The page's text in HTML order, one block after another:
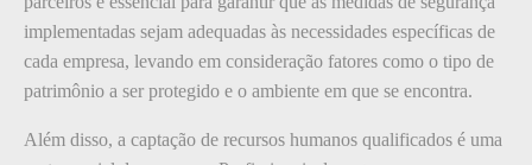
implementadas sejam adequadas às necessidades específicas de
cada empresa, levando em consideração fatores como o tipo de
patrimônio a ser protegido e o ambiente em que se encontra.
Além disso, a captação de recursos humanos qualificados é uma